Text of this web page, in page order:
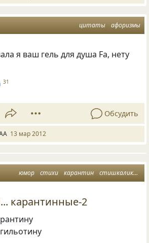
цитаты афоризмы
я ваш гель для душа Fa, нету
31
Обсудить
13 мар 2012
юмор стихи карантин стишкалики п
карантинные-2